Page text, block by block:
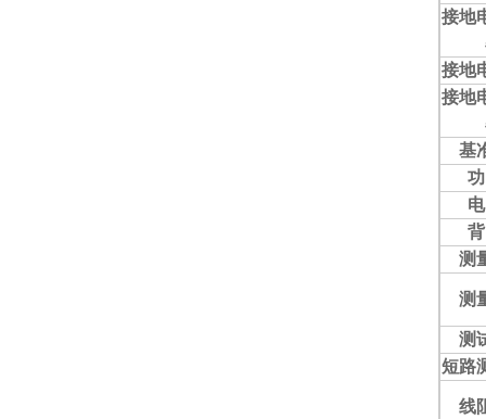
接地
接地
接地
基
功
电
背
测
测
测
短路
线